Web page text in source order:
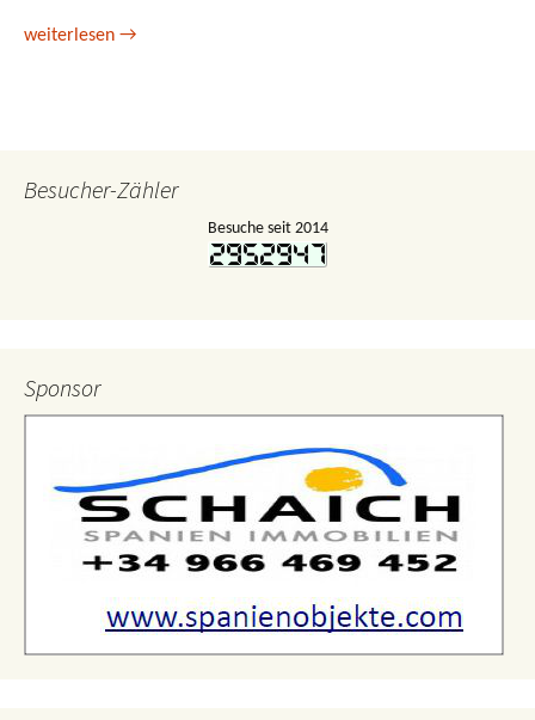
24. und 28. April 2013 – Autoren-Lesung mit Sylvia Klinzmann
weiterlesen →
Besucher-Zähler
Besuche seit 2014
Sponsor